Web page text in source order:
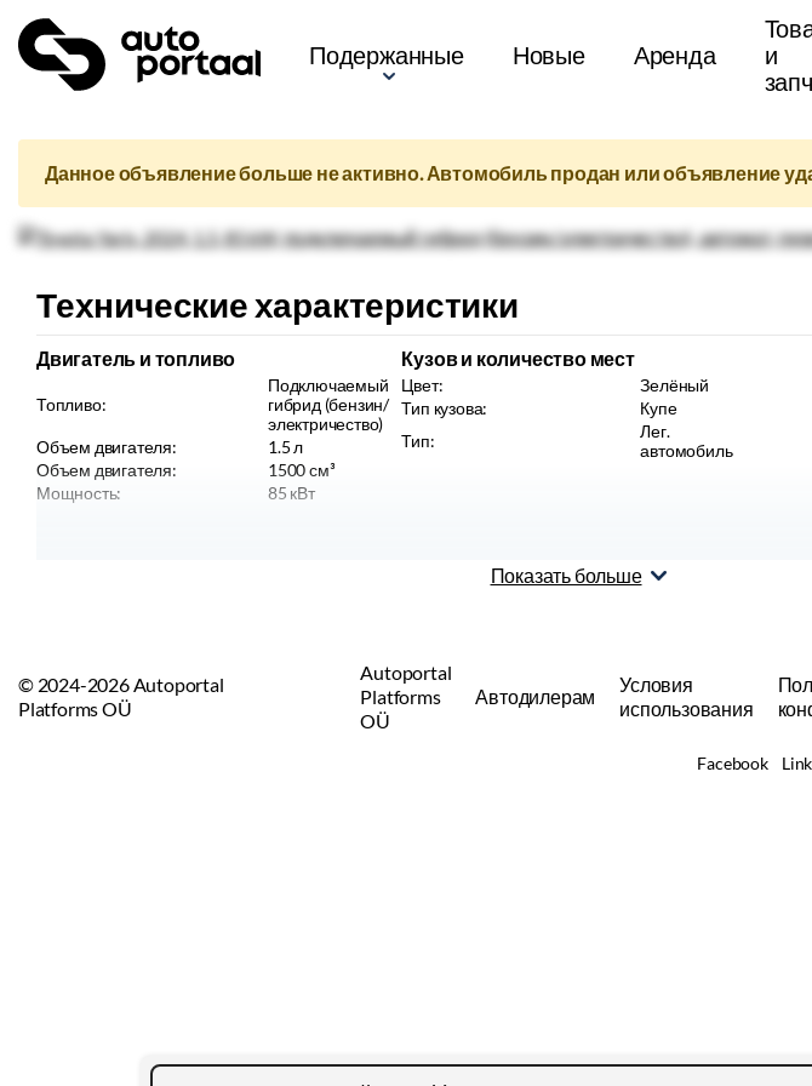
Подержанные Новые Аренда
и
Данное объявление больше не активно. Автомобиль продан или объявление
Технические характеристики
Двигатель и топливо
Топливо:
Подключаемый
гибрид (бензин/
электричество)
Объем двигателя:
1.5 л
Объем двигателя:
1500см³
Мощность:
85 кВт
Кузов и количество мест
Цвет:
Зелёный
Тип кузова:
Купе
Тип:
Лег.
автомобиль
Показать больше
© 2024-2026 Autoportal
Platforms OÜ
Autoportal
Platforms
OÜ
Автодилерам
Условия
использования
Facebook